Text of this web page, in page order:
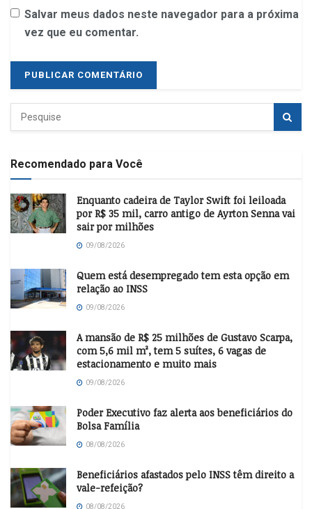
Salvar meus dados neste navegador para a próxima
vez que eu comentar.
Recomendado para Você
Enquanto cadeira de Taylor Swift foi leiloada
por R$ 35 mil, carro antigo de Ayrton Senna vai
sair por milhões
09/08/2026
Quem está desempregado tem esta opção em
relação ao INSS
09/08/2026
A mansão de R$ 25 milhões de Gustavo Scarpa,
com 5,6 mil m², tem 5 suítes, 6 vagas de
estacionamento e muito mais
09/08/2026
Poder Executivo faz alerta aos beneficiários do
Bolsa Família
08/08/2026
Beneficiários afastados pelo INSS têm direito a
vale-refeição?
08/08/2026